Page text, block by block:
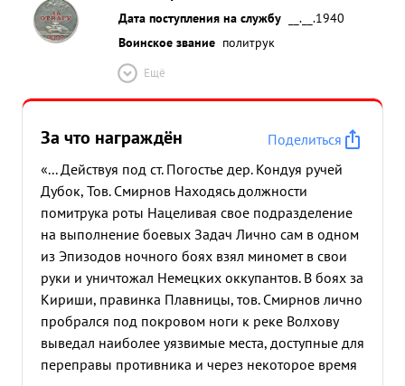
Дата поступления на службу
__.__.1940
Воинское звание политрук
Ещё
За что награждён
Поделиться
«... Действуя под ст. Погостье дер. Кондуя ручей
Дубок, Тов. Смирнов Находясь должности
помитрука роты Нацеливая свое подразделение
на выполнение боевых Задач Лично сам в одном
из Эпизодов ночного боях взял миномет в свои
руки и уничтожал Немецких оккупантов. В боях за
Кириши, правинка Плавницы, тов. Смирнов лично
пробрался под покровом ноги к реке Волхову
выведал наиболее уязвимые места, доступные для
переправы противника и через некоторое время